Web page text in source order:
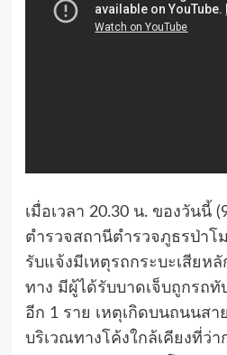
เมื่อเวลา 20.30 น. ของวันนี้
ตำรวจสถานีตำรวจภูธรป่าโ
รับแจ้งมีเหตุรถกระบะเสียห
ทาง มีผู้ได้รับบาดเจ็บถูกรถทั
อีก 1 ราย เหตุเกิดบนถนนสา
บริเวณทางโค้งใกล้เคียงที่ว่